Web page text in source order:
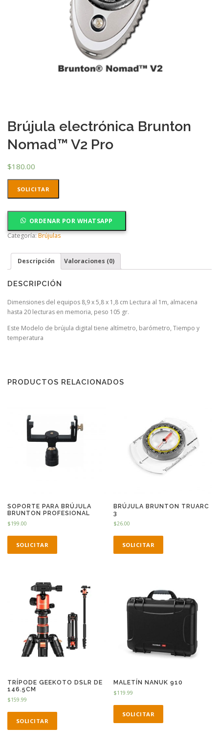
Brújula electrónica Brunton
Nomad™ V2 Pro
$180.00
SOLICITAR
ORDENAR POR WHATSAPP
Categoría:Brújulas
Descripción Valoraciones (0)
DESCRIPCIÓN
Dimensiones del equipos 8,9 x 5,8 x 1,8 cm Lectura al 1m, almacena
hasta 20 lecturas en memoria, peso 105 gr.
Este Modelo de brújula digital tiene altímetro, barómetro, Tiempo y
temperatura
PRODUCTOS RELACIONADOS
SOPORTE PARA BRÚJULA
BRUNTON PROFESIONAL
$199.00
SOLICITAR
BRÚJULA BRUNTON TRUARC
3
$26.00
SOLICITAR
TRÍPODE GEEKOTO DSLR DE
146.5CM
$159.99
SOLICITAR
MALETÍN NANUK 910
$119.99
SOLICITAR